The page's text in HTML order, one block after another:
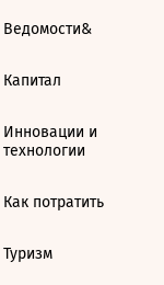
Ведомости&
Капитал
Инновации и
технологии
Как потратить
Туризм